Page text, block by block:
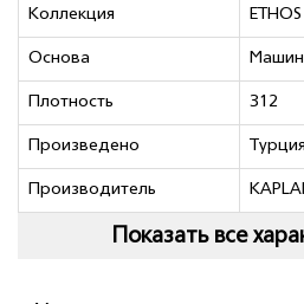
Коллекция ETHOS
Основа
Плотность 312
Произведено Турция
Производитель
Показать все